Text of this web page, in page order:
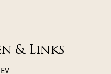
& Links